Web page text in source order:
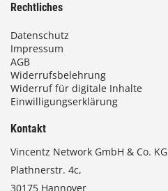
Rechtliches
Datenschutz
Impressum
AGB
Widerrufsbelehrung
Widerruf für digitale Inhalte
Einwilligungserklärung
Kontakt
Vincentz Network GmbH & Co. KG
Plathnerstr. 4c,
30175 Hannover